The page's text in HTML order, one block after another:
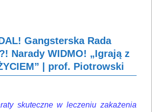
Gangsterska Rada
Narady WIDMO! „Igrają z
| prof. Piotrowski
skuteczne w leczeniu zakażenia